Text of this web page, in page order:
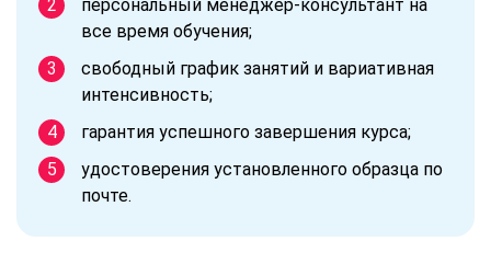
персональный менеджер-консультант на
все время обучения;
свободный график занятий и вариативная
интенсивность;
гарантия успешного завершения курса;
удостоверения установленного образца по
почте.